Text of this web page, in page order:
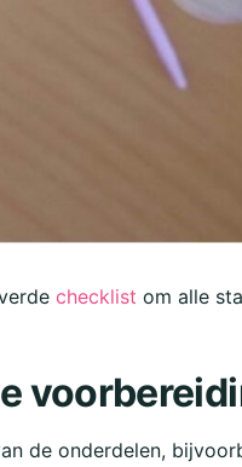
checklist om alle
de onderdelen,